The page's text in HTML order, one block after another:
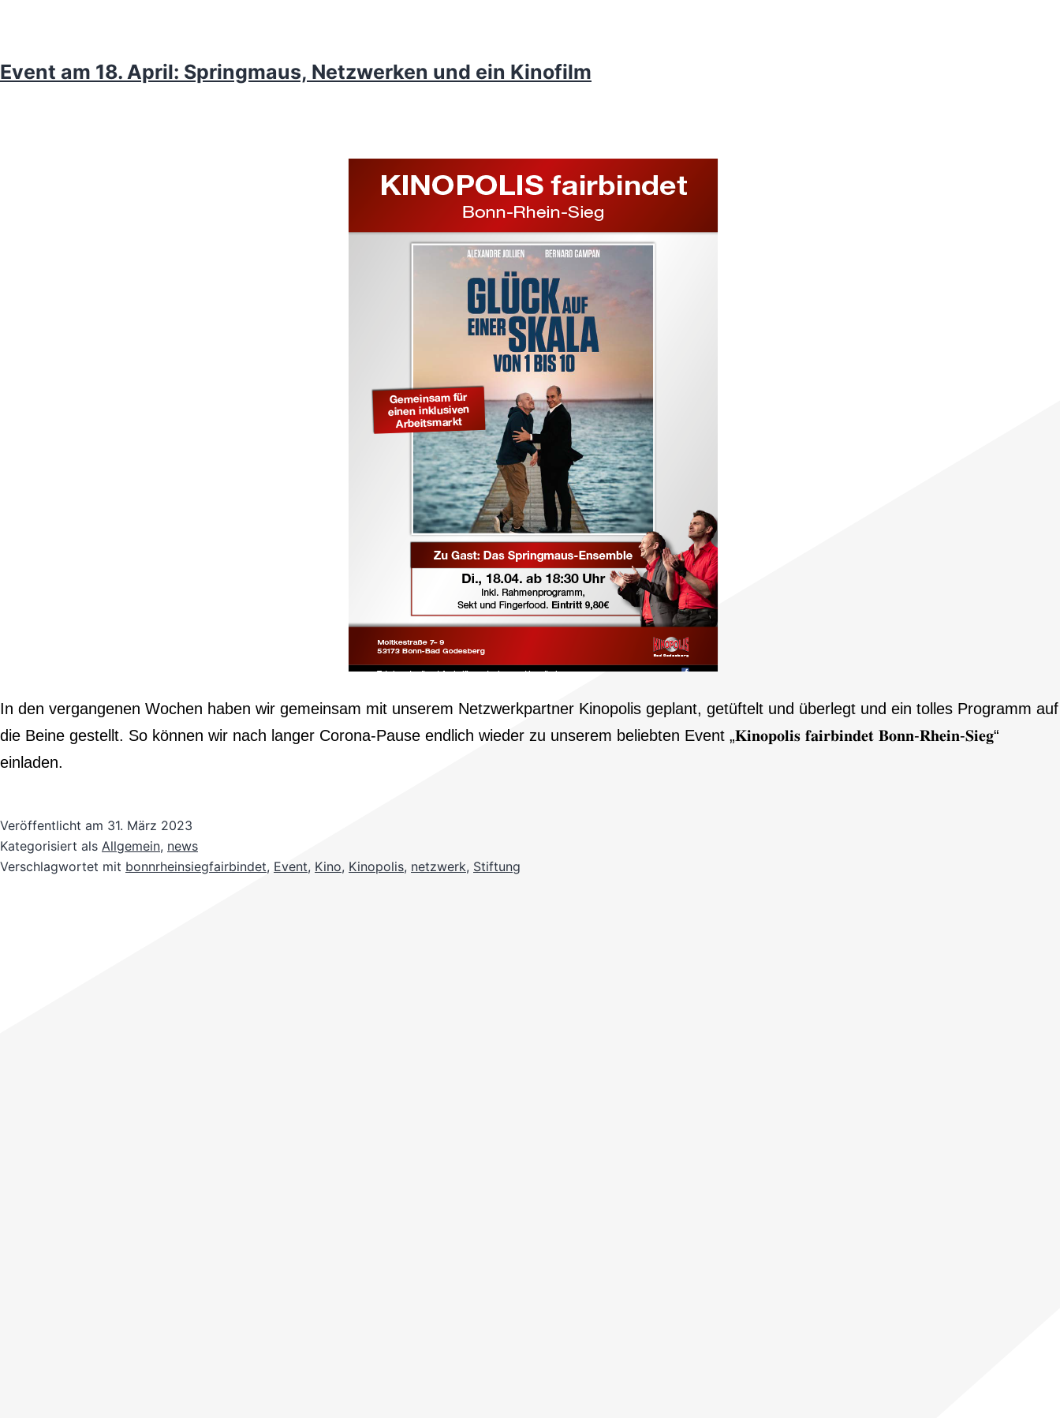
Event am 18. April: Springmaus, Netzwerken und ein Kinofilm
In den vergangenen Wochen haben wir gemeinsam mit unserem Netzwerkpartner Kinopolis geplant, getüftelt und überlegt und ein tolles Programm auf
die Beine gestellt. So können wir nach langer Corona-Pause endlich wieder zu unserem beliebten Event „𝐊𝐢𝐧𝐨𝐩𝐨𝐥𝐢𝐬 𝐟𝐚𝐢𝐫𝐛𝐢𝐧𝐝𝐞𝐭 𝐁𝐨𝐧𝐧-𝐑𝐡𝐞𝐢𝐧-𝐒𝐢𝐞𝐠“
einladen.
Veröffentlicht am 31. März 2023
Kategorisiert als Allgemein, news
Verschlagwortet mit bonnrheinsiegfairbindet, Event, Kino, Kinopolis, netzwerk, Stiftung